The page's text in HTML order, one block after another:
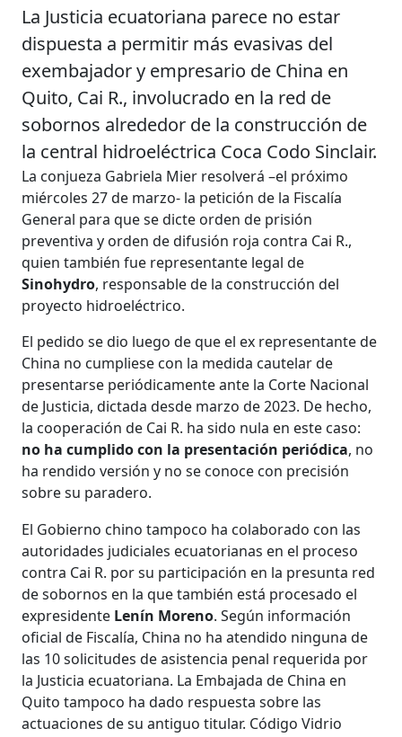
La Justicia ecuatoriana parece no estar
dispuesta a permitir más evasivas del
exembajador y empresario de China en
Quito, Cai R., involucrado en la red de
sobornos alrededor de la construcción de
la central hidroeléctrica Coca Codo Sinclair.
La conjueza Gabriela Mier resolverá –el próximo
miércoles 27 de marzo- la petición de la Fiscalía
General para que se dicte orden de prisión
preventiva y orden de difusión roja contra Cai R.,
quien también fue representante legal de
Sinohydro, responsable de la construcción del
proyecto hidroeléctrico.
El pedido se dio luego de que el ex representante de
China no cumpliese con la medida cautelar de
presentarse periódicamente ante la Corte Nacional
de Justicia, dictada desde marzo de 2023. De hecho,
la cooperación de Cai R. ha sido nula en este caso:
no ha cumplido con la presentación periódica, no
ha rendido versión y no se conoce con precisión
sobre su paradero.
El Gobierno chino tampoco ha colaborado con las
autoridades judiciales ecuatorianas en el proceso
contra Cai R. por su participación en la presunta red
de sobornos en la que también está procesado el
expresidente Lenín Moreno. Según información
oficial de Fiscalía, China no ha atendido ninguna de
las 10 solicitudes de asistencia penal requerida por
la Justicia ecuatoriana. La Embajada de China en
Quito tampoco ha dado respuesta sobre las
actuaciones de su antiguo titular. Código Vidrio